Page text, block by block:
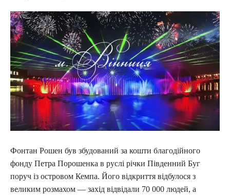
Фонтан Рошен був збудований за кошти благодійного
фонду Петра Порошенка в руслі річки Південний Буг
поруч із островом Кемпа. Його відкриття відбулося з
великим розмахом — захід відвідали 70 000 людей, а